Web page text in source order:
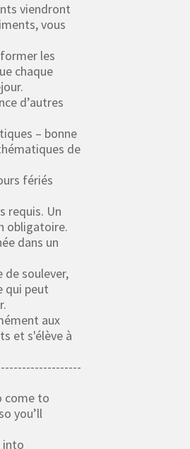
viendront
vous
les
chaque
d’autres
– bonne
de
fériés
requis. Un
obligatoire.
dans un
de soulever,
qui peut
aux
et s'élève à
come to
you’ll
into